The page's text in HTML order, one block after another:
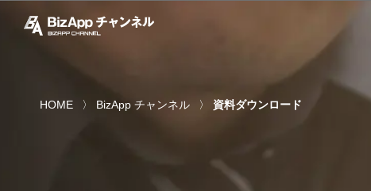
HOME BizApp チャンネル 資料ダウンロード